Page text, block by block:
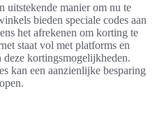
uitstekende manier om nu te
bieden speciale codes aan
het afrekenen om korting te
staat vol met platforms en
kortingsmogelijkheden.
kan een aanzienlijke besparing